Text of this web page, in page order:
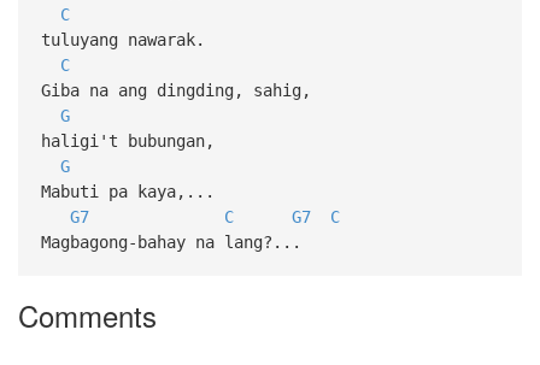
C
tuluyang nawarak.
C
Giba na ang dingding, sahig,
G
haligi't bubungan,
G
Mabuti pa kaya,...
G7
C G7
C
Magbagong-bahay na lang?...
Comments